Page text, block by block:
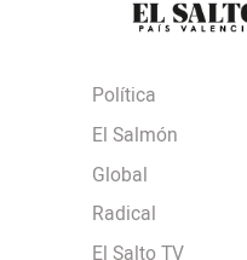
Política
El Salmón
Global
Radical